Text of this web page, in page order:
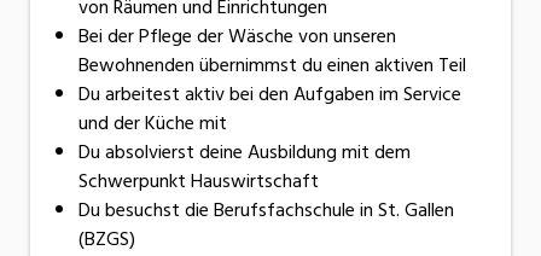
von Räumen und Einrichtungen
Bei der Pflege der Wäsche von unseren
Bewohnenden übernimmst du einen aktiven Teil
Du arbeitest aktiv bei den Aufgaben im Service
und der Küche mit
Du absolvierst deine Ausbildung mit dem
Schwerpunkt Hauswirtschaft
Du besuchst die Berufsfachschule in St. Gallen
(BZGS)